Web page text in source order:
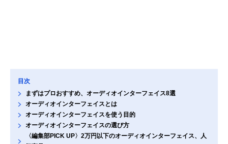
目次
まずはプロおすすめ、オーディオインターフェイス8選
オーディオインターフェイスとは
オーディオインターフェイスを使う目的
オーディオインターフェイスの選び方
〈編集部PICK UP〉2万円以下のオーディオインターフェイス、人